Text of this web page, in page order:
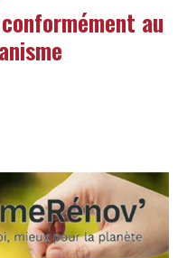
au